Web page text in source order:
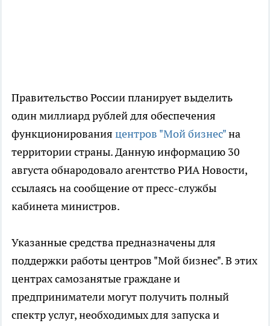
Правительство России планирует выделить
один миллиард рублей для обеспечения
функционирования центров "Мой бизнес"на
территории страны. Данную информацию 30
августа обнародовало агентство РИА Новости,
ссылаясь на сообщение от пресс-службы
кабинета министров.
Указанные средства предназначены для
поддержки работы центров "Мой бизнес". В этих
центрах самозанятые граждане и
предприниматели могут получить полный
спектр услуг, необходимых для запуска и